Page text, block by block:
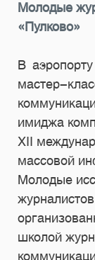
Молодые
«Пулково»
В
мастер-
имиджа
XII
массовой
Молодые
школой